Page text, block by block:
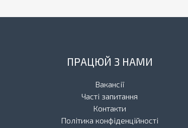
ПРАЦЮЙ З НАМИ
Вакансії
Часті запитання
Контакти
Політика конфіденційності